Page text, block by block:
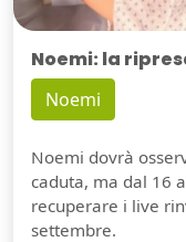
Noemi: la
Noemi
Noemi dovrà
caduta, ma dal 16
recuperare i live
settembre.